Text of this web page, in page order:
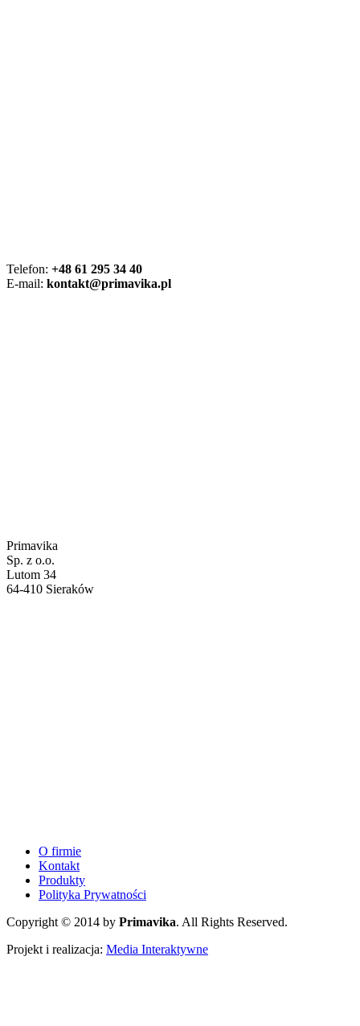
Telefon: +48 61 295 34 40
E-mail: kontakt@primavika.pl
Primavika
Sp. z o.o.
Lutom 34
64-410 Sieraków
O firmie
Kontakt
Produkty
Polityka Prywatności
Copyright © 2014 by Primavika. All Rights Reserved.
Projekt i realizacja: Media Interaktywne